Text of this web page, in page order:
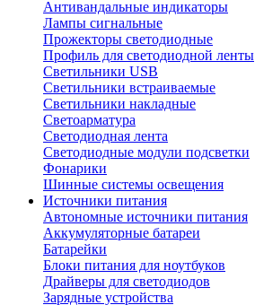
Антивандальные индикаторы
Лампы сигнальные
Прожекторы светодиодные
Профиль для светодиодной ленты
Светильники USB
Светильники встраиваемые
Светильники накладные
Светоарматура
Светодиодная лента
Светодиодные модули подсветки
Фонарики
Шинные системы освещения
Источники питания
Автономные источники питания
Аккумуляторные батареи
Батарейки
Блоки питания для ноутбуков
Драйверы для светодиодов
Зарядные устройства